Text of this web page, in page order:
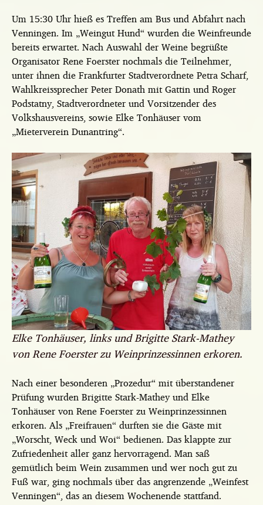
Um 15:30 Uhr hieß es Treffen am Bus und Abfahrt nach
Venningen. Im „Weingut Hund“ wurden die Weinfreunde
bereits erwartet. Nach Auswahl der Weine begrüßte
Organisator Rene Foerster nochmals die Teilnehmer,
unter ihnen die Frankfurter Stadtverordnete Petra Scharf,
Wahlkreissprecher Peter Donath mit Gattin und Roger
Podstatny, Stadtverordneter und Vorsitzender des
Volkshausvereins, sowie Elke Tonhäuser vom
„Mieterverein Dunantring“.
Elke Tonhäuser, links und Brigitte Stark-Mathey
von Rene Foerster zu Weinprinzessinnen erkoren.
Nach einer besonderen „Prozedur“ mit überstandener
Prüfung wurden Brigitte Stark-Mathey und Elke
Tonhäuser von Rene Foerster zu Weinprinzessinnen
erkoren. Als „Freifrauen“ durften sie die Gäste mit
„Worscht, Weck und Woi“ bedienen. Das klappte zur
Zufriedenheit aller ganz hervorragend. Man saß
gemütlich beim Wein zusammen und wer noch gut zu
Fuß war, ging nochmals über das angrenzende „Weinfest
Venningen“, das an diesem Wochenende stattfand.